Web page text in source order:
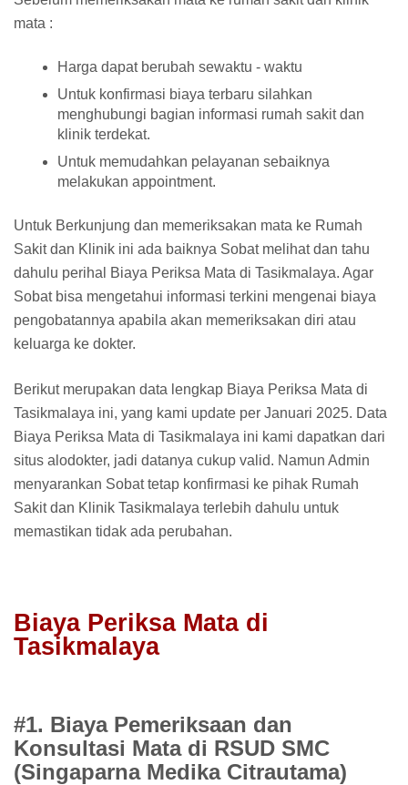
mata :
Harga dapat berubah sewaktu - waktu
Untuk konfirmasi biaya terbaru silahkan
menghubungi bagian informasi rumah sakit dan
klinik terdekat.
Untuk memudahkan pelayanan sebaiknya
melakukan appointment.
Untuk Berkunjung dan memeriksakan mata ke Rumah
Sakit dan Klinik ini ada baiknya Sobat melihat dan tahu
dahulu perihal Biaya Periksa Mata di Tasikmalaya. Agar
Sobat bisa mengetahui informasi terkini mengenai biaya
pengobatannya apabila akan memeriksakan diri atau
keluarga ke dokter.
Berikut merupakan data lengkap Biaya Periksa Mata di
Tasikmalaya ini, yang kami update per Januari 2025. Data
Biaya Periksa Mata di Tasikmalaya ini kami dapatkan dari
situs alodokter, jadi datanya cukup valid. Namun Admin
menyarankan Sobat tetap konfirmasi ke pihak Rumah
Sakit dan Klinik Tasikmalaya terlebih dahulu untuk
memastikan tidak ada perubahan.
Biaya Periksa Mata di
Tasikmalaya
#1. Biaya Pemeriksaan dan
Konsultasi Mata di RSUD SMC
(Singaparna Medika Citrautama)